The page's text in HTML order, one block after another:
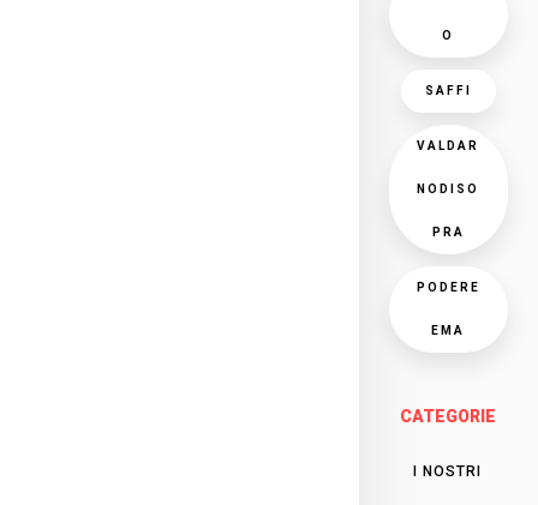
O
SAFFI
VALDAR
NODISO
PRA
PODERE
EMA
CATEGORIE
I NOSTRI